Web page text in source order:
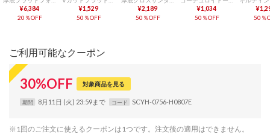
¥6,384
20％OFF
¥1,529
50％OFF
¥2,189
50％OFF
¥1,034
50％OFF
50％
ご利用可能なクーポン
30%OFF 対象商品を見る
期間 8月11日 (火) 23:59まで コード SCYH-0756-H0807E
※1回のご注文に使えるクーポンは1つです。注文後の適用はできません。